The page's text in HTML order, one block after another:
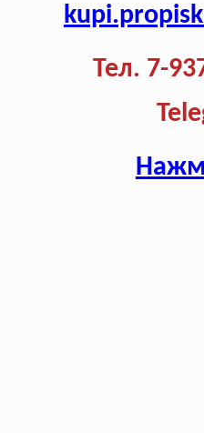
Тел. 7-